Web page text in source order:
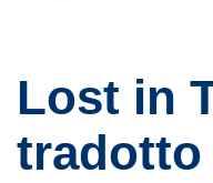
Lost in
tradotto